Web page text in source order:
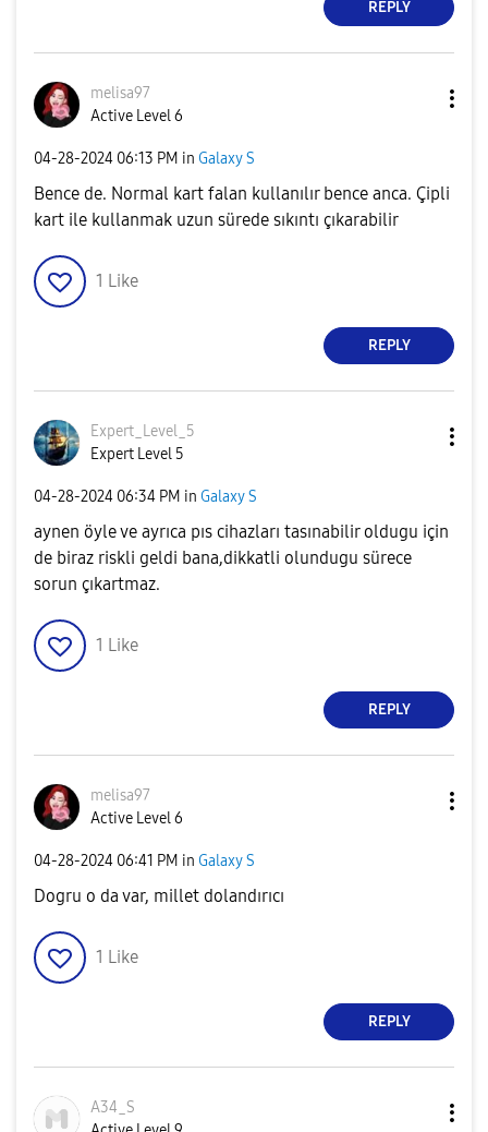
REPLY
melisa97
Active Level 6
‎04-28-2024 06:13 PM in Galaxy S
Bence de. Normal kart falan kullanılır bence anca. Çipli
kart ile kullanmak uzun sürede sıkıntı çıkarabilir
1 Like
REPLY
Expert_Level_5
Expert Level 5
‎04-28-2024 06:34 PM in Galaxy S
aynen öyle ve ayrıca pıs cihazları tasınabilir oldugu için
de biraz riskli geldi bana,dikkatli olundugu sürece
sorun çıkartmaz.
1 Like
REPLY
melisa97
Active Level 6
‎04-28-2024 06:41 PM in Galaxy S
Dogru o da var, millet dolandırıcı
1 Like
REPLY
A34_S